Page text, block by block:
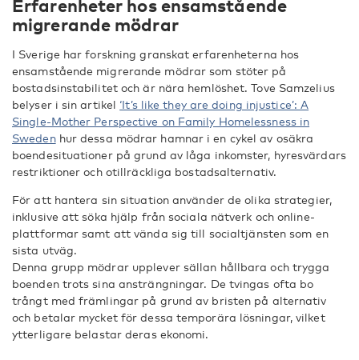
Erfarenheter hos ensamstående
migrerande mödrar
I Sverige har forskning granskat erfarenheterna hos
ensamstående migrerande mödrar som stöter på
bostadsinstabilitet och är nära hemlöshet. Tove Samzelius
belyser i sin artikel ‘It’s like they are doing injustice’: A
Single-Mother Perspective on Family Homelessness in
Swedenhur dessa mödrar hamnar i en cykel av osäkra
boendesituationer på grund av låga inkomster, hyresvärdars
restriktioner och otillräckliga bostadsalternativ.
För att hantera sin situation använder de olika strategier,
inklusive att söka hjälp från sociala nätverk och online-
plattformar samt att vända sig till socialtjänsten som en
sista utväg.
Denna grupp mödrar upplever sällan hållbara och trygga
boenden trots sina ansträngningar. De tvingas ofta bo
trångt med främlingar på grund av bristen på alternativ
och betalar mycket för dessa temporära lösningar, vilket
ytterligare belastar deras ekonomi.